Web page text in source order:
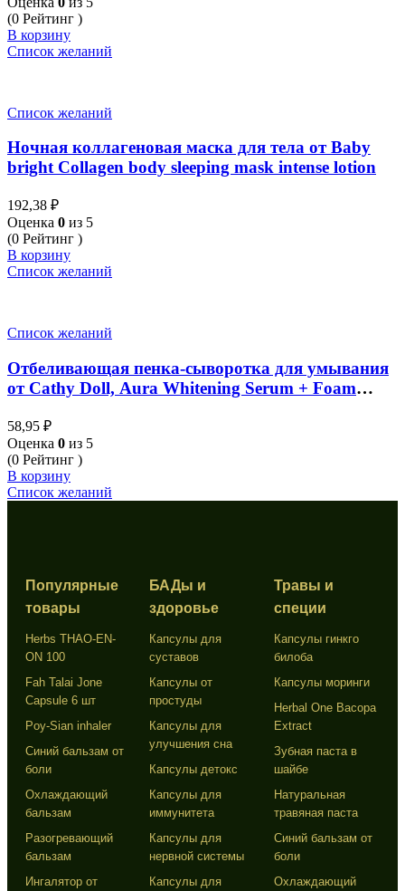
(0 Рейтинг )
В корзину
Список желаний
Список желаний
Ночная коллагеновая маска для тела от Baby
bright Collagen body sleeping mask intense lotion
192,38 ₽
Оценка 0 из 5
(0 Рейтинг )
В корзину
Список желаний
Список желаний
Отбеливающая пенка-сыворотка для умывания
от Cathy Doll, Aura Whitening Serum + Foam
58,95 ₽
Оценка 0 из 5
(0 Рейтинг )
В корзину
Список желаний
Популярные
товары
Herbs THAO-EN-
ON 100
Fah Talai Jone
Capsule 6 шт
Poy-Sian inhaler
Синий бальзам от
боли
Охлаждающий
бальзам
Разогревающий
бальзам
Ингалятор от
БАДы и
здоровье
Капсулы для
суставов
Капсулы от
простуды
Капсулы для
улучшения сна
Капсулы детокс
Капсулы для
иммунитета
Капсулы для
нервной системы
Капсулы для
Травы и
специи
Капсулы гинкго
билоба
Капсулы моринги
Herbal One Bacopa
Extract
Зубная паста в
шайбе
Натуральная
травяная паста
Синий бальзам от
боли
Охлаждающий